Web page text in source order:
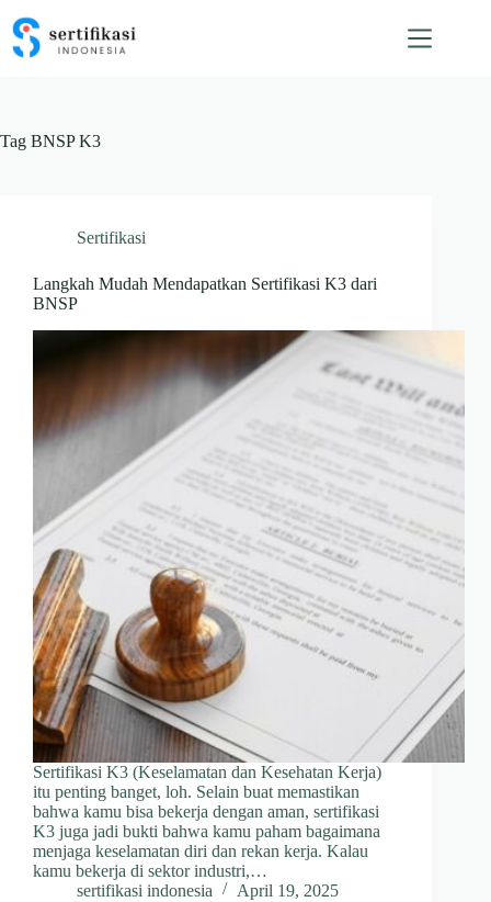
content
Tag BNSP K3
Sertifikasi
Langkah Mudah Mendapatkan Sertifikasi K3 dari
BNSP
Sertifikasi K3 (Keselamatan dan Kesehatan Kerja)
itu penting banget, loh. Selain buat memastikan
bahwa kamu bisa bekerja dengan aman, sertifikasi
K3 juga jadi bukti bahwa kamu paham bagaimana
menjaga keselamatan diri dan rekan kerja. Kalau
kamu bekerja di sektor industri,…
sertifikasi indonesia
April 19, 2025